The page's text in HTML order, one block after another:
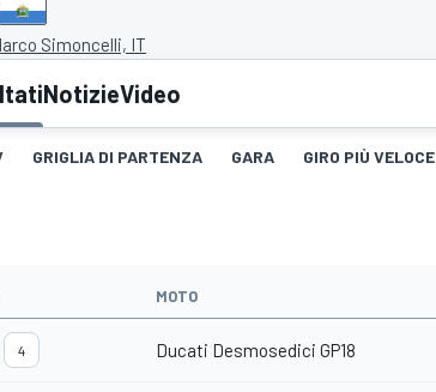
Simoncelli, IT
NotizieVideo
GRIGLIA DI PARTENZA GARA GIRO PIÙ VELOCE
MOTO
4 Ducati Desmosedici GP18